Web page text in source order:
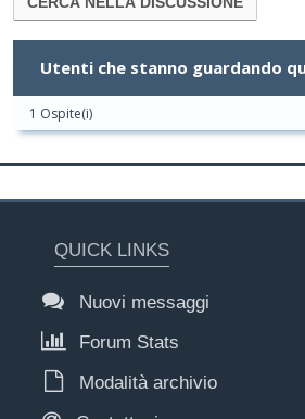
Utenti che stanno guardando
1 Ospite(i)
QUICK LINKS
Nuovi messaggi
Forum Stats
Modalità archivio